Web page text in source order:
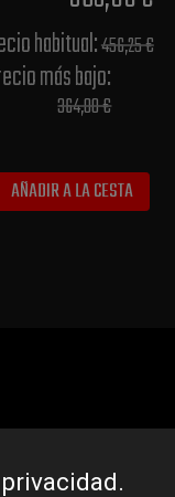
habitual​:456,25 €
más bajo​:
364,00 €
AÑADIR A LA CESTA